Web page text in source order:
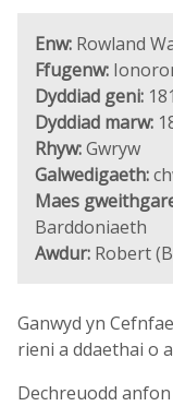
Enw: Rowland
Ffugenw:
Dyddiad geni:
Dyddiad marw:
Rhyw:Gwryw
Galwedigaeth:
Maes
Barddoniaeth
Awdur: Robert
Ganwyd yn
rieni a ddaethai o
Dechreuodd